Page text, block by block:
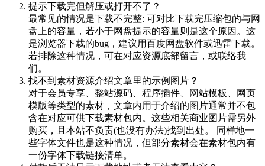
提示下载完但解压或打开不了？
最常见的情况是下载不完整: 可对比下载完压缩包的与网
盘上的容量，若小于网盘提示的容量则是这个原因。这
是浏览器下载的bug，建议用百度网盘软件或迅雷下载。
若排除这种情况，可在对应资源底部留言，或联络我
们。
找不到素材资源介绍文章里的示例图片？
对于会员专享、整站源码、程序插件、网站模板、网页
模版等类型的素材，文章内用于介绍的图片通常并不包
含在对应可供下载素材包内。这些相关商业图片需另外
购买，且本站不负责(也没有办法)找到出处。 同样地一
些字体文件也是这种情况，但部分素材会在素材包内有
一份字体下载链接清单。